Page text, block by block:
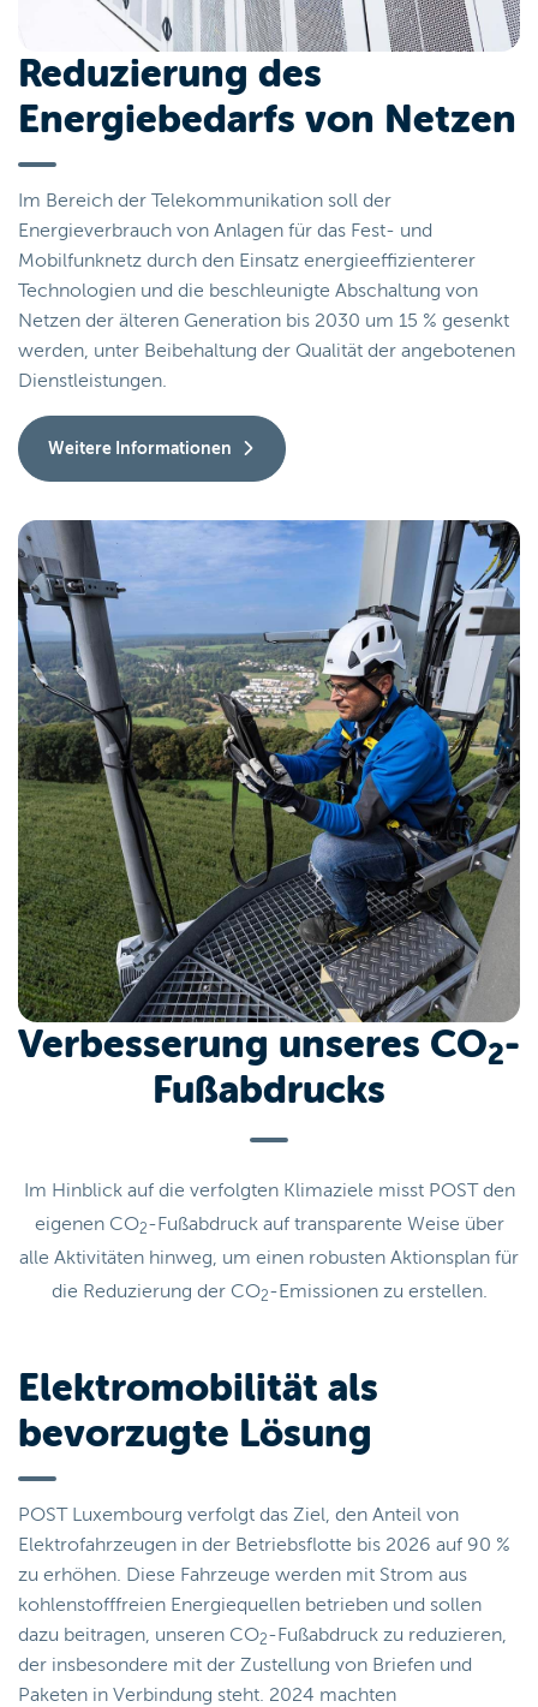
Reduzierung des
Energiebedarfs von Netzen
Im Bereich der Telekommunikation soll der
Energieverbrauch von Anlagen für das Fest- und
Mobilfunknetz durch den Einsatz energieeffizienterer
Technologien und die beschleunigte Abschaltung von
Netzen der älteren Generation bis 2030 um 15 % gesenkt
werden, unter Beibehaltung der Qualität der angebotenen
Dienstleistungen.
Weitere Informationen
Verbesserung unseres CO2-
Fußabdrucks
Im Hinblick auf die verfolgten Klimaziele misst POST den
eigenen CO2-Fußabdruck auf transparente Weise über
alle Aktivitäten hinweg, um einen robusten Aktionsplan für
die Reduzierung der CO2-Emissionen zu erstellen.
Elektromobilität als
bevorzugte Lösung
POST Luxembourg verfolgt das Ziel, den Anteil von
Elektrofahrzeugen in der Betriebsflotte bis 2026 auf 90 %
zu erhöhen. Diese Fahrzeuge werden mit Strom aus
kohlenstofffreien Energiequellen betrieben und sollen
dazu beitragen, unseren CO2-Fußabdruck zu reduzieren,
der insbesondere mit der Zustellung von Briefen und
Paketen in Verbindung steht. 2024 machten